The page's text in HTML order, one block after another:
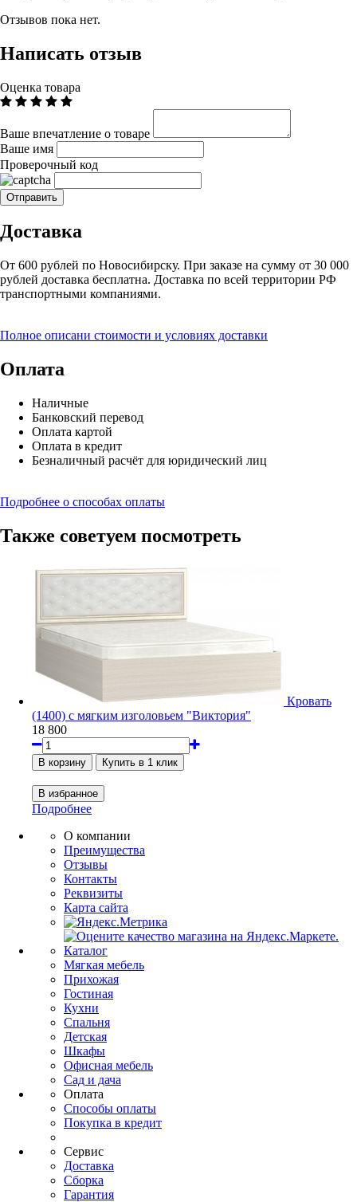
Отзывов пока нет.
Написать отзыв
Оценка товара
Ваше впечатление о товаре
Ваше имя
Проверочный код
Доставка
От 600 рублей по Новосибирску. При заказе на сумму от 30 000
рублей доставка бесплатна. Доставка по всей территории РФ
транспортными компаниями.
Полное описани стоимости и условиях доставки
Оплата
Наличные
Банковский перевод
Оплата картой
Оплата в кредит
Безналичный расчёт для юридический лиц
Подробнее о способах оплаты
Также советуем посмотреть
Кровать
(1400) с мягким изголовьем "Виктория"
18 800
Подробнее
О компании
Преимущества
Отзывы
Контакты
Реквизиты
Карта сайта
Каталог
Мягкая мебель
Прихожая
Гостиная
Кухни
Спальня
Детская
Шкафы
Офисная мебель
Сад и дача
Оплата
Способы оплаты
Покупка в кредит
Сервис
Доставка
Сборка
Гарантия